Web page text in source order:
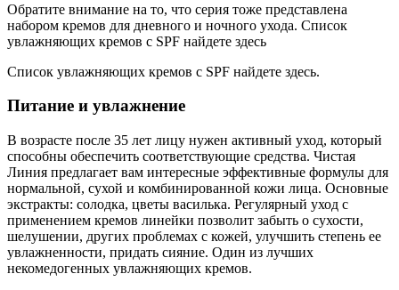
Обратите внимание на то, что серия тоже представлена
набором кремов для дневного и ночного ухода. Список
увлажняющих кремов с SPF найдете здесь
Список увлажняющих кремов с SPF найдете здесь.
Питание и увлажнение
В возрасте после 35 лет лицу нужен активный уход, который
способны обеспечить соответствующие средства. Чистая
Линия предлагает вам интересные эффективные формулы для
нормальной, сухой и комбинированной кожи лица. Основные
экстракты: солодка, цветы василька. Регулярный уход с
применением кремов линейки позволит забыть о сухости,
шелушении, других проблемах с кожей, улучшить степень ее
увлажненности, придать сияние. Один из лучших
некомедогенных увлажняющих кремов.